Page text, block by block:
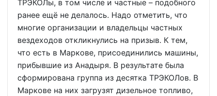
ТРЭКОЛы, в том числе и частные – подобного
ранее ещё не делалось. Надо отметить, что
многие организации и владельцы частных
вездеходов откликнулись на призыв. К тем,
что есть в Маркове, присоединились машины,
прибывшие из Анадыря. В результате была
сформирована группа из десятка ТРЭКОЛов. В
Маркове на них загрузят дизельное топливо,